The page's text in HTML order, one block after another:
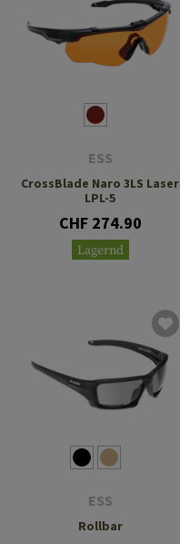
ESS
CrossBlade Naro 3LS Laser
LPL-5
CHF 274.90
Lagernd
ESS
Rollbar